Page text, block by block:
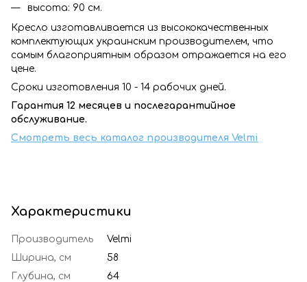
высота: 90 см.
Кресло изготавливается из высококачественных
комплектующих украинским производителем, что
самым благоприятным образом отражается на его
цене.
Сроки изготовления 10 - 14 рабочих дней.
Гарантия 12 месяцев и послегарантийное
обслуживание.
Смотреть весь каталог производителя Velmi
Характеристики
Производитель
Velmi
Ширина, см
58
Глубина, см
64